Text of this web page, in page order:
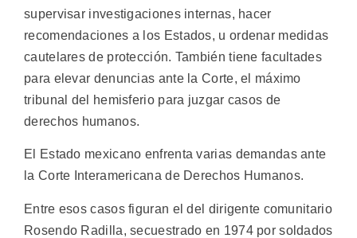
supervisar investigaciones internas, hacer
recomendaciones a los Estados, u ordenar medidas
cautelares de protección. También tiene facultades
para elevar denuncias ante la Corte, el máximo
tribunal del hemisferio para juzgar casos de
derechos humanos.
El Estado mexicano enfrenta varias demandas ante
la Corte Interamericana de Derechos Humanos.
Entre esos casos figuran el del dirigente comunitario
Rosendo Radilla, secuestrado en 1974 por soldados